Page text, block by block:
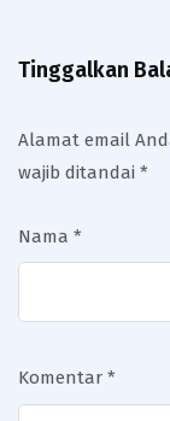
Tinggalkan
Alamat email
wajib ditandai *
Nama *
Komentar *